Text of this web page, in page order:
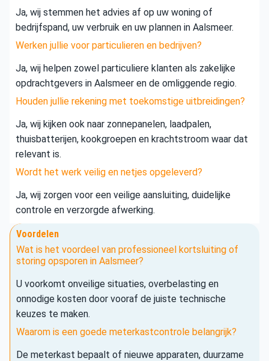
Ja, wij stemmen het advies af op uw woning of
bedrijfspand, uw verbruik en uw plannen in Aalsmeer.
Werken jullie voor particulieren en bedrijven?
Ja, wij helpen zowel particuliere klanten als zakelijke
opdrachtgevers in Aalsmeer en de omliggende regio.
Houden jullie rekening met toekomstige uitbreidingen?
Ja, wij kijken ook naar zonnepanelen, laadpalen,
thuisbatterijen, kookgroepen en krachtstroom waar dat
relevant is.
Wordt het werk veilig en netjes opgeleverd?
Ja, wij zorgen voor een veilige aansluiting, duidelijke
controle en verzorgde afwerking.
Voordelen
Wat is het voordeel van professioneel kortsluiting of
storing opsporen in Aalsmeer?
U voorkomt onveilige situaties, overbelasting en
onnodige kosten door vooraf de juiste technische
keuzes te maken.
Waarom is een goede meterkastcontrole belangrijk?
De meterkast bepaalt of nieuwe apparaten, duurzame